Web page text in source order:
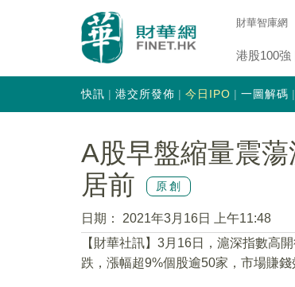
財華智庫網
港股100強
快訊 港交所發佈 今日IPO 一圖解碼
A股早盤縮量震
居前
原創
日期：
2021年3月16日 上午11:48
【財華社訊】3月16日，滬深指數高
跌，漲幅超9%個股逾50家，市場賺錢